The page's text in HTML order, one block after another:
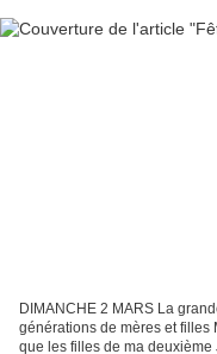
DIMANCHE 2 MARS La
générations de mères et filles
que les filles de ma